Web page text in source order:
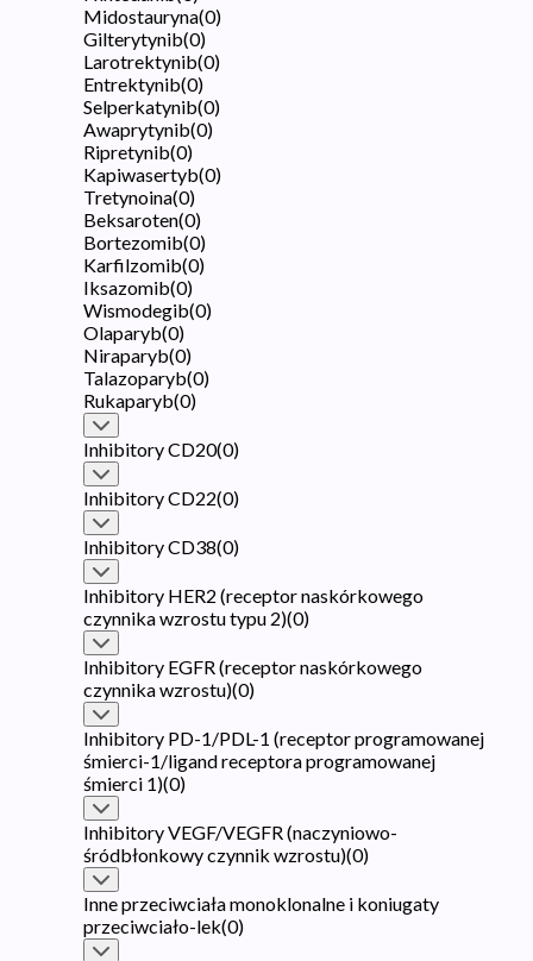
Midostauryna(0)
Gilterytynib(0)
Larotrektynib(0)
Entrektynib(0)
Selperkatynib(0)
Awaprytynib(0)
Ripretynib(0)
Kapiwasertyb(0)
Tretynoina(0)
Beksaroten(0)
Bortezomib(0)
Karfilzomib(0)
Iksazomib(0)
Wismodegib(0)
Olaparyb(0)
Niraparyb(0)
Talazoparyb(0)
Rukaparyb(0)
Inhibitory CD20(0)
Inhibitory CD22(0)
Inhibitory CD38(0)
Inhibitory HER2 (receptor naskórkowego
czynnika wzrostu typu 2)(0)
Inhibitory EGFR (receptor naskórkowego
czynnika wzrostu)(0)
Inhibitory PD-1/PDL-1 (receptor programowanej
śmierci-1/ligand receptora programowanej
śmierci 1)(0)
Inhibitory VEGF/VEGFR (naczyniowo-
śródbłonkowy czynnik wzrostu)(0)
Inne przeciwciała monoklonalne i koniugaty
przeciwciało-lek(0)